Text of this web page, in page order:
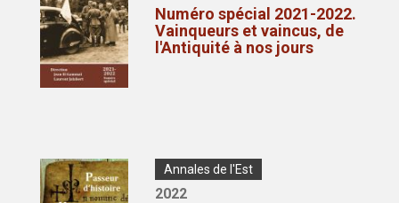
de
publication
Numéro spécial 2021-2022.
Vainqueurs et vaincus, de
l'Antiquité à nos jours
Couverture/pochette
Type
de
Annales de l'Est
Année
2022